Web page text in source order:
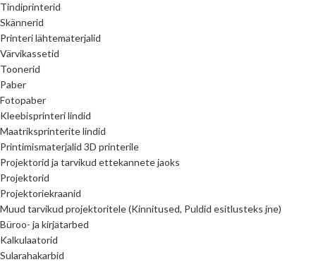
Tindiprinterid
Skännerid
Printeri lähtematerjalid
Värvikassetid
Toonerid
Paber
Fotopaber
Kleebisprinteri lindid
Maatriksprinterite lindid
Printimismaterjalid 3D printerile
Projektorid ja tarvikud ettekannete jaoks
Projektorid
Projektoriekraanid
Muud tarvikud projektoritele (Kinnitused, Puldid esitlusteks jne)
Büroo- ja kirjatarbed
Kalkulaatorid
Sularahakarbid